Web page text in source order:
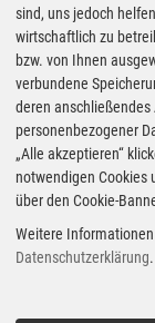
sind, uns jedoch
wirtschaftlich zu
bzw. von Ihnen
verbundene
deren
personenbezogener
„Alle akzeptieren“
notwendigen Cookies
über den Cookie-
Weitere
Datenschutzerklärung.